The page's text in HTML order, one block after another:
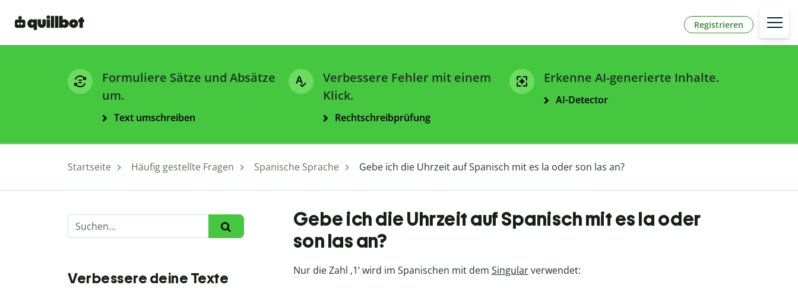
Registrieren
Formuliere Sätze und Absätze
um.
Text umschreiben
Verbessere Fehler mit einem
Klick.
Rechtschreibprüfung
Erkenne AI-generierte Inhalte.
AI-Detector
Startseite Häufig gestellte Fragen Spanische Sprache Gebe ich die Uhrzeit auf Spanisch mit es la oder son las an?
Verbessere deine Texte
Gebe ich die Uhrzeit auf Spanisch mit es la oder
son las an?
Nur die Zahl ‚1‘ wird im Spanischen mit dem Singularverwendet: